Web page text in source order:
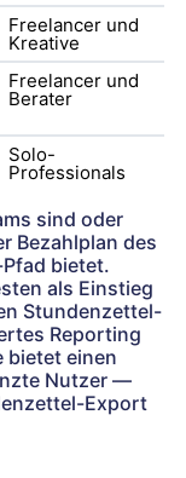
Freelancer und
Kreative
Freelancer und
Berater
Solo-
Professionals
sind oder
Bezahlplan des
bietet.
als Einstieg
Stundenzettel-
Reporting
bietet einen
Nutzer —
Export